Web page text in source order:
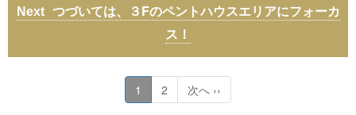
つづいては、３Fのペントハウスエリアにフォーカ
ス！
1 2 次へ ››